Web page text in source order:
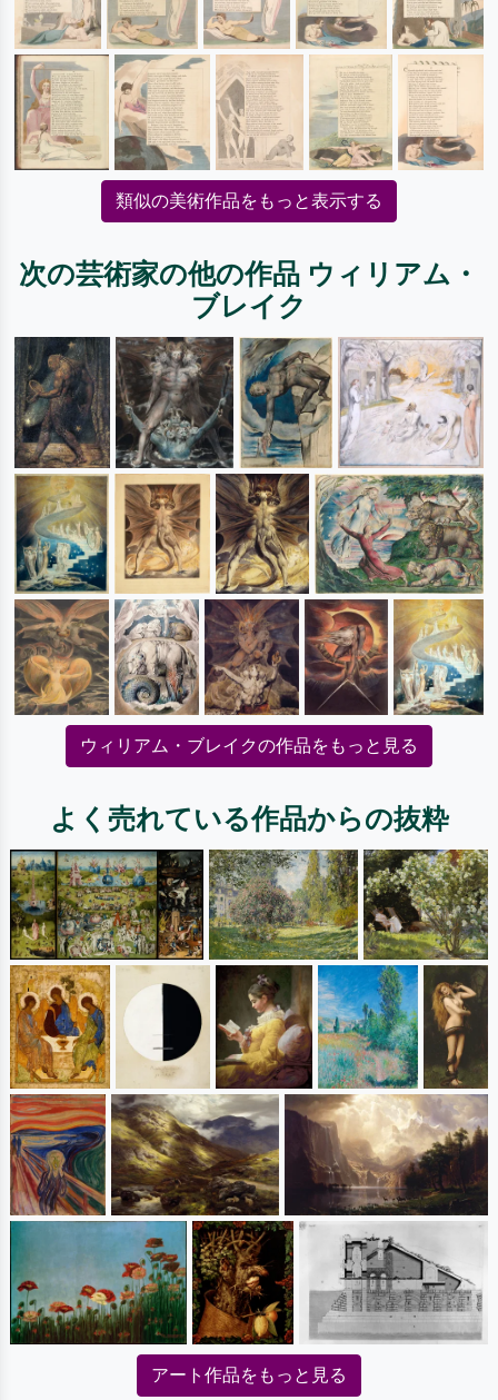
類似の美術作品をもっと表示する
次の芸術家の他の作品 ウィリアム・
ブレイク
ウィリアム・ブレイクの作品をもっと見る
よく売れている作品からの抜粋
アート作品をもっと見る